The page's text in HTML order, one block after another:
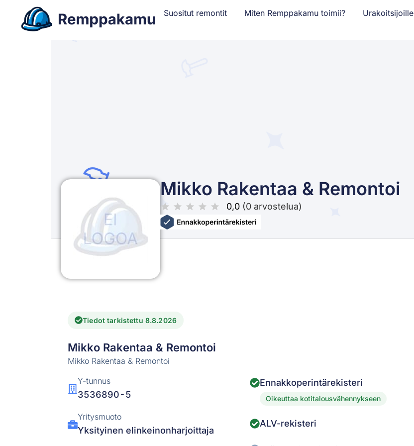
Suositut remontit Miten Remppakamu toimii? Urakoitsijoille
Mikko Rakentaa & Remontoi
0,0 (0 arvostelua)
Tiedot tarkistettu 8.8.2026
Mikko Rakentaa & Remontoi
Mikko Rakentaa & Remontoi
Y-tunnus
3536890-5
Yritysmuoto
Yksityinen elinkeinonharjoittaja
Ennakkoperintärekisteri
Oikeuttaa kotitalousvähennykseen
ALV-rekisteri